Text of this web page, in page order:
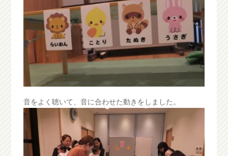
音をよく聴いて、音に合わせた動きをしました。